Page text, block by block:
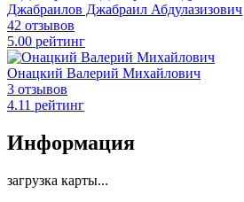
Джабраилов Джабраил Абдулазизович
42 отзывов
5.00 рейтинг
Онацкий Валерий Михайлович
3 отзывов
4.11 рейтинг
Информация
загрузка карты...